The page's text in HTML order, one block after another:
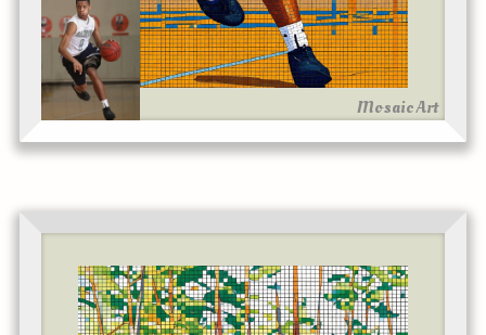
Mosaic Art